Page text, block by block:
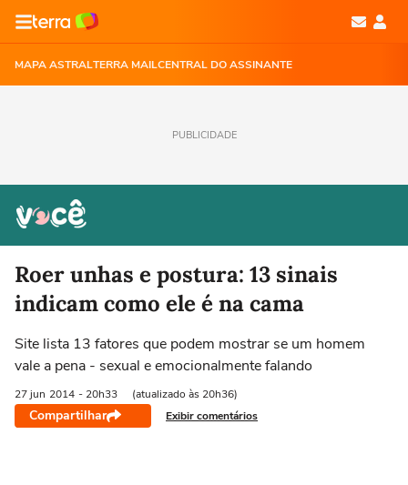
MAPA ASTRALTERRA MAILCENTRAL DO ASSINANTE
PUBLICIDADE
Roer unhas e postura: 13 sinais
indicam como ele é na cama
Site lista 13 fatores que podem mostrar se um homem
vale a pena - sexual e emocionalmente falando
27 jun 2014 - 20h33 (atualizado às 20h36)
Compartilhar Exibir comentários